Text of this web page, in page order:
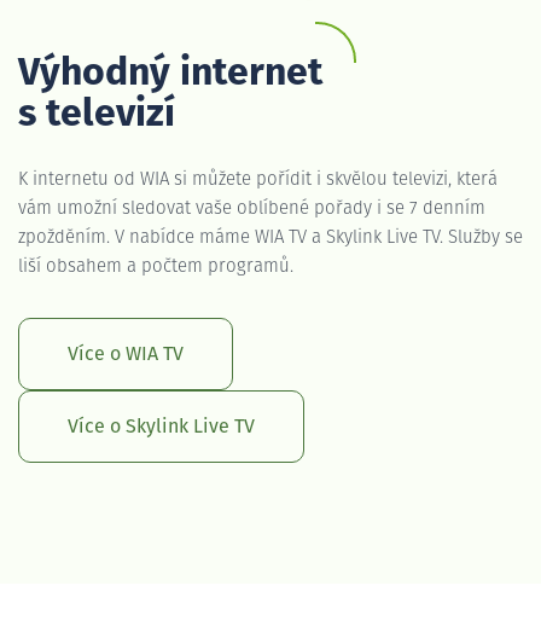
Výhodný internet
s televizí
K internetu od WIA si můžete pořídit i skvělou televizi, která
vám umožní sledovat vaše oblíbené pořady i se 7 denním
zpožděním. V nabídce máme WIA TV a Skylink Live TV. Služby se
liší obsahem a počtem programů.
Více o WIA TV
Více o Skylink Live TV